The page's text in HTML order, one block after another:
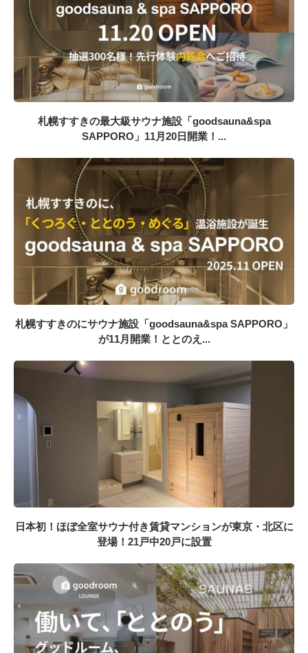
札幌すすきの最大級サウナ施設「goodsauna&spa
SAPPORO」11月20日開業！...
札幌すすきのにサウナ施設「goodsauna&spa SAPPORO」
が11月開業！ととのえ...
日本初！ほぼ全室サウナ付き賃貸マンションが東京・北区に
登場！21戸中20戸に設置